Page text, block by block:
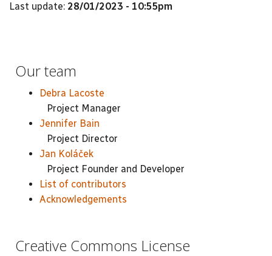
Last update: 28/01/2023 - 10:55pm
Our team
Debra Lacoste
Project Manager
Jennifer Bain
Project Director
Jan Koláček
Project Founder and Developer
List of contributors
Acknowledgements
Creative Commons License